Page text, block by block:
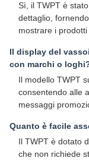
Sì, il TWPT è
dettaglio,
mostrare i
Il display del
con marchi o
Il modello TWPT
consentendo alle
messaggi
Quanto è facile
Il TWPT è dotato
che non richiede